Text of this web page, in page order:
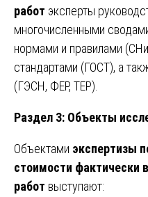
работ эксперты
многочисленными
нормами и правилами
стандартами (ГОСТ), а
(ГЭСН, ФЕР, ТЕР).
Раздел 3: Объекты
Объектами экспертизы
стоимости фактически
работ выступают: